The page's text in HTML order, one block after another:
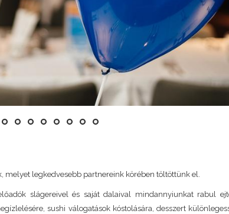
melyet legkedvesebb partnereink körében töltöttünk el.
slágereivel és saját dalaival mindannyiunkat rabul
sushi válogatások kóstolására, desszert
Precise professionals and
LÁSZLÓ
Lantos Design Kft.